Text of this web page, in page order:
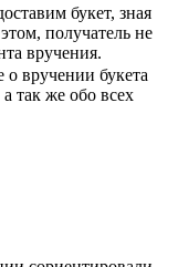
букет, зная
получатель не
вручения.
о вручении букета
так же обо всех